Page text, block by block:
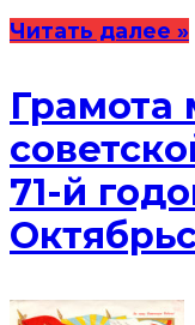
Читать далее »
Грамота
71-й